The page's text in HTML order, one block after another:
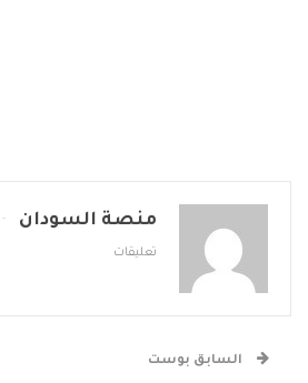
منصة السودان
تعليقات
السابق بوست